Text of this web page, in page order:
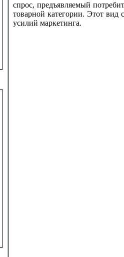
спрос, предъявляемый
товарной категории. Этот вид
усилий маркетинга.